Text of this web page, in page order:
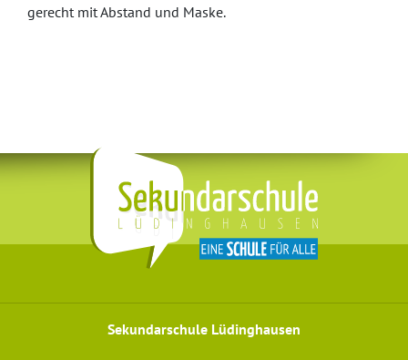
gerecht mit Abstand und Maske.
Sekundarschule Lüdinghausen